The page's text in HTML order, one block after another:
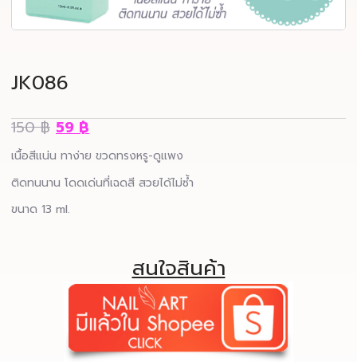
JK086
150฿ 59฿
เนื้อสีแน่น ทาง่าย ขวดทรงหรู-ดูแพง
ติดทนนาน โดดเด่นที่เฉดสี สวยได้ไม่ซ้ำ
ขนาด 13 ml.
สนใจสินค้า